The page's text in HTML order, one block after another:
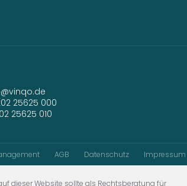
25625 000
25625 010
AGB Datenschutz Impressum
dieser Website sollte als Rechtsberatung für